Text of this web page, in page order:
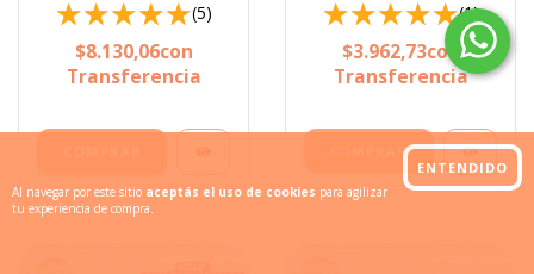
Al navegar por este sitio aceptás el uso de cookies para agilizar
tu experiencia de compra.
ENTENDIDO
(5)
$8.130,06con
Transferencia
(1)
$3.962,73con
Transferencia
COMPRAR